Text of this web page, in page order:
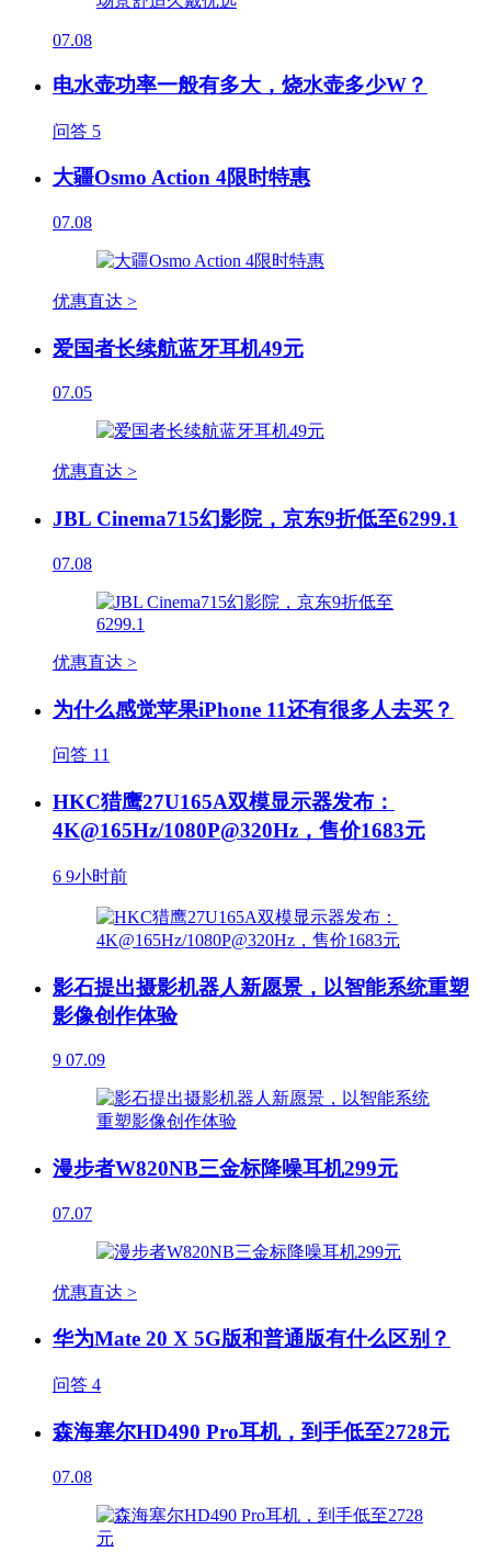
07.08
电水壶功率一般有多大，烧水壶多少W？
问答 5
大疆Osmo Action 4限时特惠
07.08
优惠直达 >
爱国者长续航蓝牙耳机49元
07.05
优惠直达 >
JBL Cinema715幻影院，京东9折低至6299.1
07.08
优惠直达 >
为什么感觉苹果iPhone 11还有很多人去买？
问答 11
HKC猎鹰27U165A双模显示器发布：
4K@165Hz/1080P@320Hz，售价1683元
6 9小时前
影石提出摄影机器人新愿景，以智能系统重塑
影像创作体验
9 07.09
漫步者W820NB三金标降噪耳机299元
07.07
优惠直达 >
华为Mate 20 X 5G版和普通版有什么区别？
问答 4
森海塞尔HD490 Pro耳机，到手低至2728元
07.08